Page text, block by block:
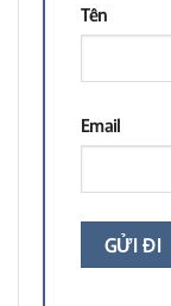
Tên
Email